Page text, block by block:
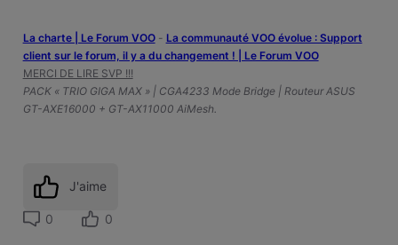
La charte | Le Forum VOO- ‎La communauté VOO évolue : Support
client sur le forum, il y a du changement ! | Le Forum VOO
MERCI DE LIRE SVP !!!
PACK « TRIO GIGA MAX » | CGA4233 Mode Bridge | Routeur ASUS
GT-AXE16000 + GT-AX11000 AiMesh.
J'aime
0 0